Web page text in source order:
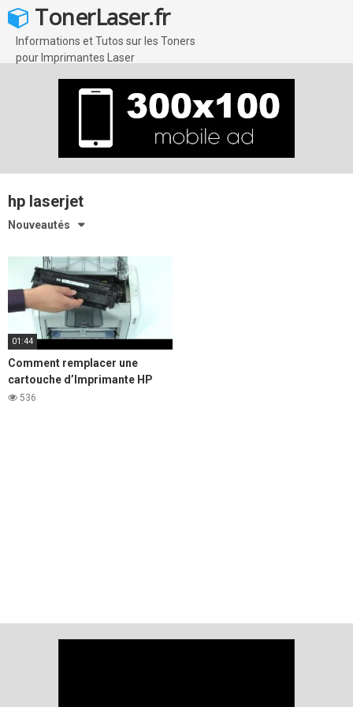
Skip
to
content
TonerLaser.fr
Informations et Tutos sur les Toners
pour Imprimantes Laser
hp laserjet
Nouveautés
01:44
Comment remplacer une
cartouche d’Imprimante HP
LaserJet 1020
536